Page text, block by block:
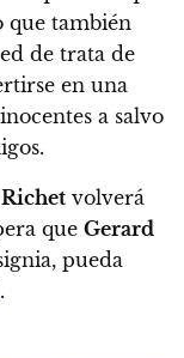
que también
de trata de
en una
a salvo
volverá
que Gerard
pueda
].